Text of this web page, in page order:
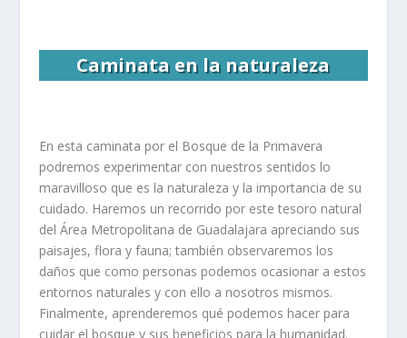
Caminata en la naturaleza
En esta caminata por el Bosque de la Primavera
podremos experimentar con nuestros sentidos lo
maravilloso que es la naturaleza y la importancia de su
cuidado. Haremos un recorrido por este tesoro natural
del Área Metropolitana de Guadalajara apreciando sus
paisajes, flora y fauna; también observaremos los
daños que como personas podemos ocasionar a estos
entornos naturales y con ello a nosotros mismos.
Finalmente, aprenderemos qué podemos hacer para
cuidar el bosque y sus beneficios para la humanidad.